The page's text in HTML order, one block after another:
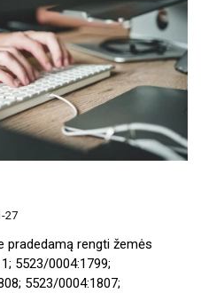
27
pradedamą rengti žemės
5523/0004:1799;
5523/0004:1807;